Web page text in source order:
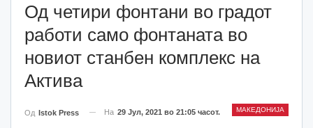
Од четири фонтани во градот
работи само фонтаната во
новиот станбен комплекс на
Актива
МАКЕДОНИЈА
Од Istok Press На 29 Јул, 2021 во 21:05 часот.